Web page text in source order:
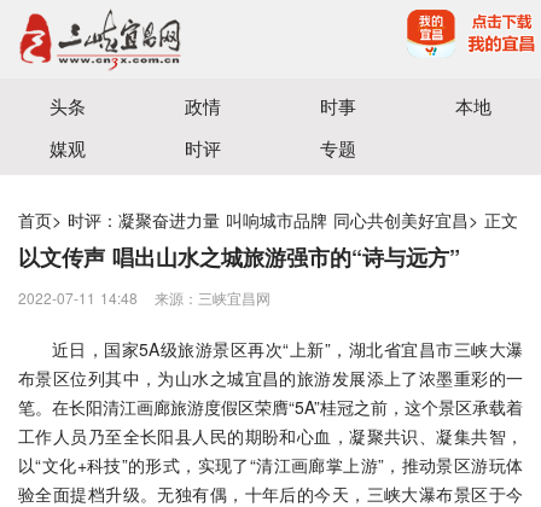
宜昌三峡融媒体中心主办
头条 政情 时事
本地
媒观
时评 专题
首页> 时评：凝聚奋进力量 叫响城市品牌 同心共创美好宜昌> 正文
以文传声 唱出山水之城旅游强市的“诗与远方”
2022-07-11 14:48 来源：三峡宜昌网
近日，国家5A级旅游景区再次“上新”，湖北省宜昌市三峡大瀑
布景区位列其中，为山水之城宜昌的旅游发展添上了浓墨重彩的一
笔。在长阳清江画廊旅游度假区荣膺“5A”桂冠之前，这个景区承载着
工作人员乃至全长阳县人民的期盼和心血，凝聚共识、凝集共智，
以“文化+科技”的形式，实现了“清江画廊掌上游”，推动景区游玩体
验全面提档升级。无独有偶，十年后的今天，三峡大瀑布景区于今